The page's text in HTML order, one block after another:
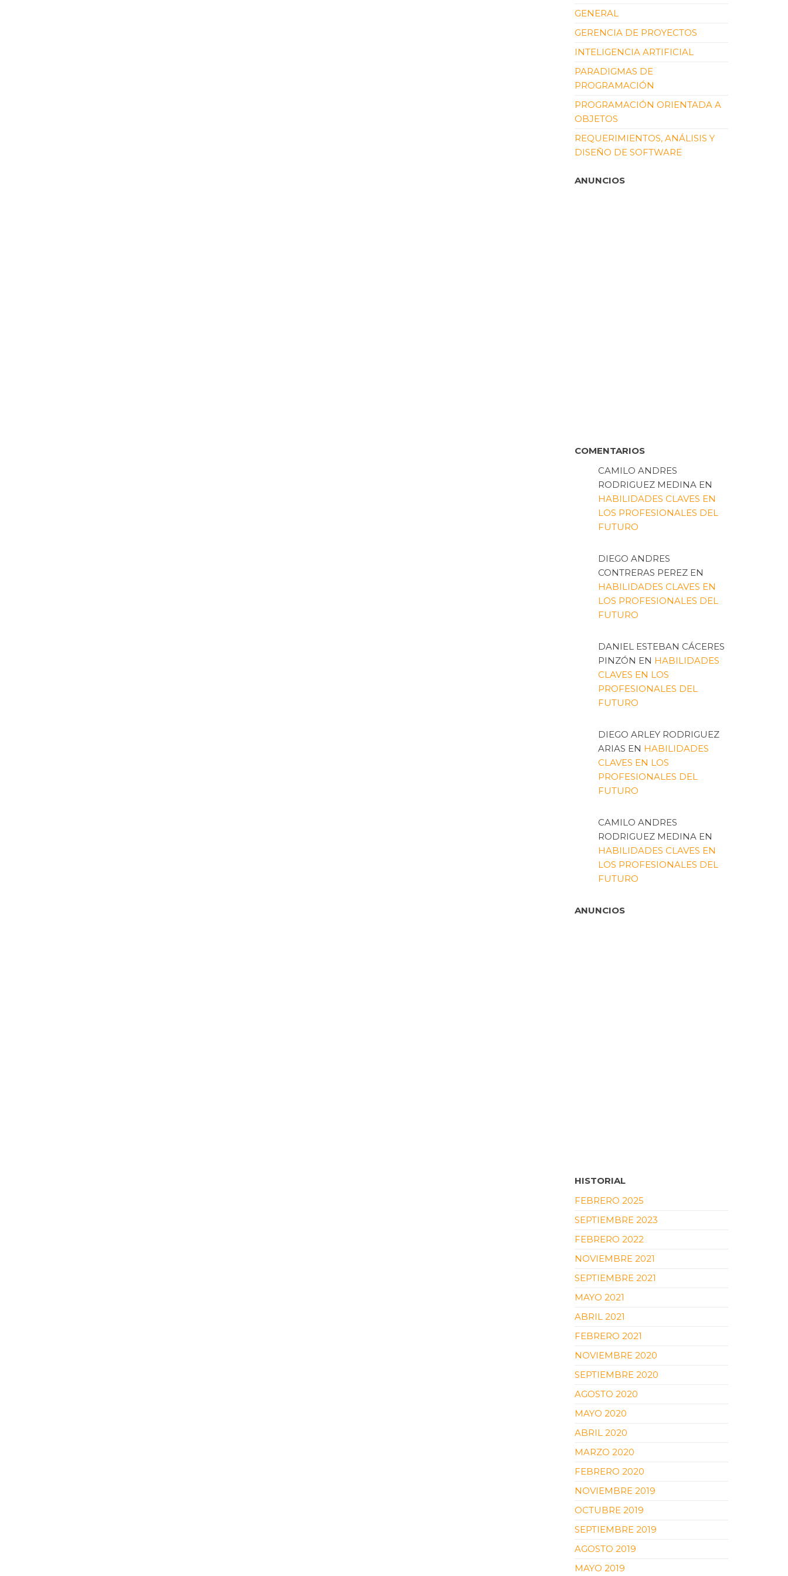
GENERAL
GERENCIA DE PROYECTOS
INTELIGENCIA ARTIFICIAL
PARADIGMAS DE
PROGRAMACIÓN
PROGRAMACIÓN ORIENTADA A
OBJETOS
REQUERIMIENTOS, ANÁLISIS Y
DISEÑO DE SOFTWARE
ANUNCIOS
COMENTARIOS
CAMILO ANDRES
RODRIGUEZ MEDINAEN
HABILIDADES CLAVES EN
LOS PROFESIONALES DEL
FUTURO
DIEGO ANDRES
CONTRERAS PEREZEN
HABILIDADES CLAVES EN
LOS PROFESIONALES DEL
FUTURO
DANIEL ESTEBAN CÁCERES
PINZÓN EN HABILIDADES
CLAVES EN LOS
PROFESIONALES DEL
FUTURO
DIEGO ARLEY RODRIGUEZ
ARIAS EN HABILIDADES
CLAVES EN LOS
PROFESIONALES DEL
FUTURO
CAMILO ANDRES
RODRIGUEZ MEDINAEN
HABILIDADES CLAVES EN
LOS PROFESIONALES DEL
FUTURO
ANUNCIOS
HISTORIAL
FEBRERO 2025
SEPTIEMBRE 2023
FEBRERO 2022
NOVIEMBRE 2021
SEPTIEMBRE 2021
MAYO 2021
ABRIL 2021
FEBRERO 2021
NOVIEMBRE 2020
SEPTIEMBRE 2020
AGOSTO 2020
MAYO 2020
ABRIL 2020
MARZO 2020
FEBRERO 2020
NOVIEMBRE 2019
OCTUBRE 2019
SEPTIEMBRE 2019
AGOSTO 2019
MAYO 2019